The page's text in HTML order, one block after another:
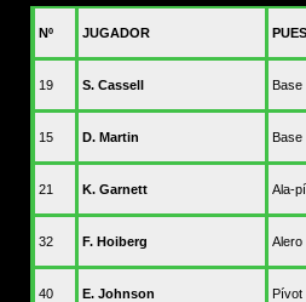
Nº JUGADOR
19 S. Cassell Base
15 D. Martin Base
21 K. Garnett Ala-
32 F. Hoiberg Alero
40 E. Johnson Pívot